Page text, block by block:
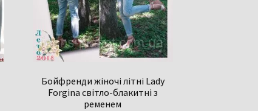
Бойфренди жіночі літні Lady
Forgina світло-блакитні з
ременем